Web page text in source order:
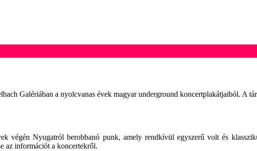
Galériában a nyolcvanas évek magyar underground koncertplakátjaiból. A
végén Nyugatról berobbanó punk, amely rendkívül egyszerű volt és
az információt a koncertekről.